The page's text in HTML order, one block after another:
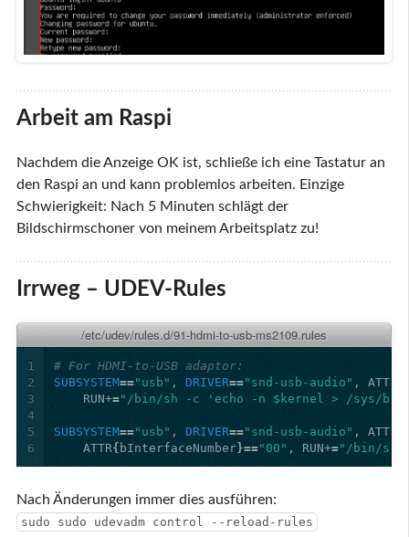
Arbeit am Raspi
Nachdem die Anzeige OK ist, schließe ich eine Tastatur an
den Raspi an und kann problemlos arbeiten. Einzige
Schwierigkeit: Nach 5 Minuten schlägt der
Bildschirmschoner von meinem Arbeitsplatz zu!
Irrweg – UDEV-Rules
/etc/udev/rules.d/91-hdmi-to-usb-ms2109.rules
1
2
3
4
5
6
# For HDMI-to-USB adaptor:
SUBSYSTEM=="usb" , DRIVER=="snd-usb-audio" , ATTRS
    RUN+
="/bin/sh -c 'echo -n $kernel > /sys/
SUBSYSTEM=="usb" , DRIVER=="snd-usb-audio" , ATTRS
    ATTR
{ bInterfaceNumber}=="00" , RUN+="/bin/sh
Nach Änderungen immer dies ausführen:
sudo sudo udevadm control --reload-rules